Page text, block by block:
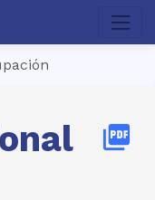
picture_as_pdf